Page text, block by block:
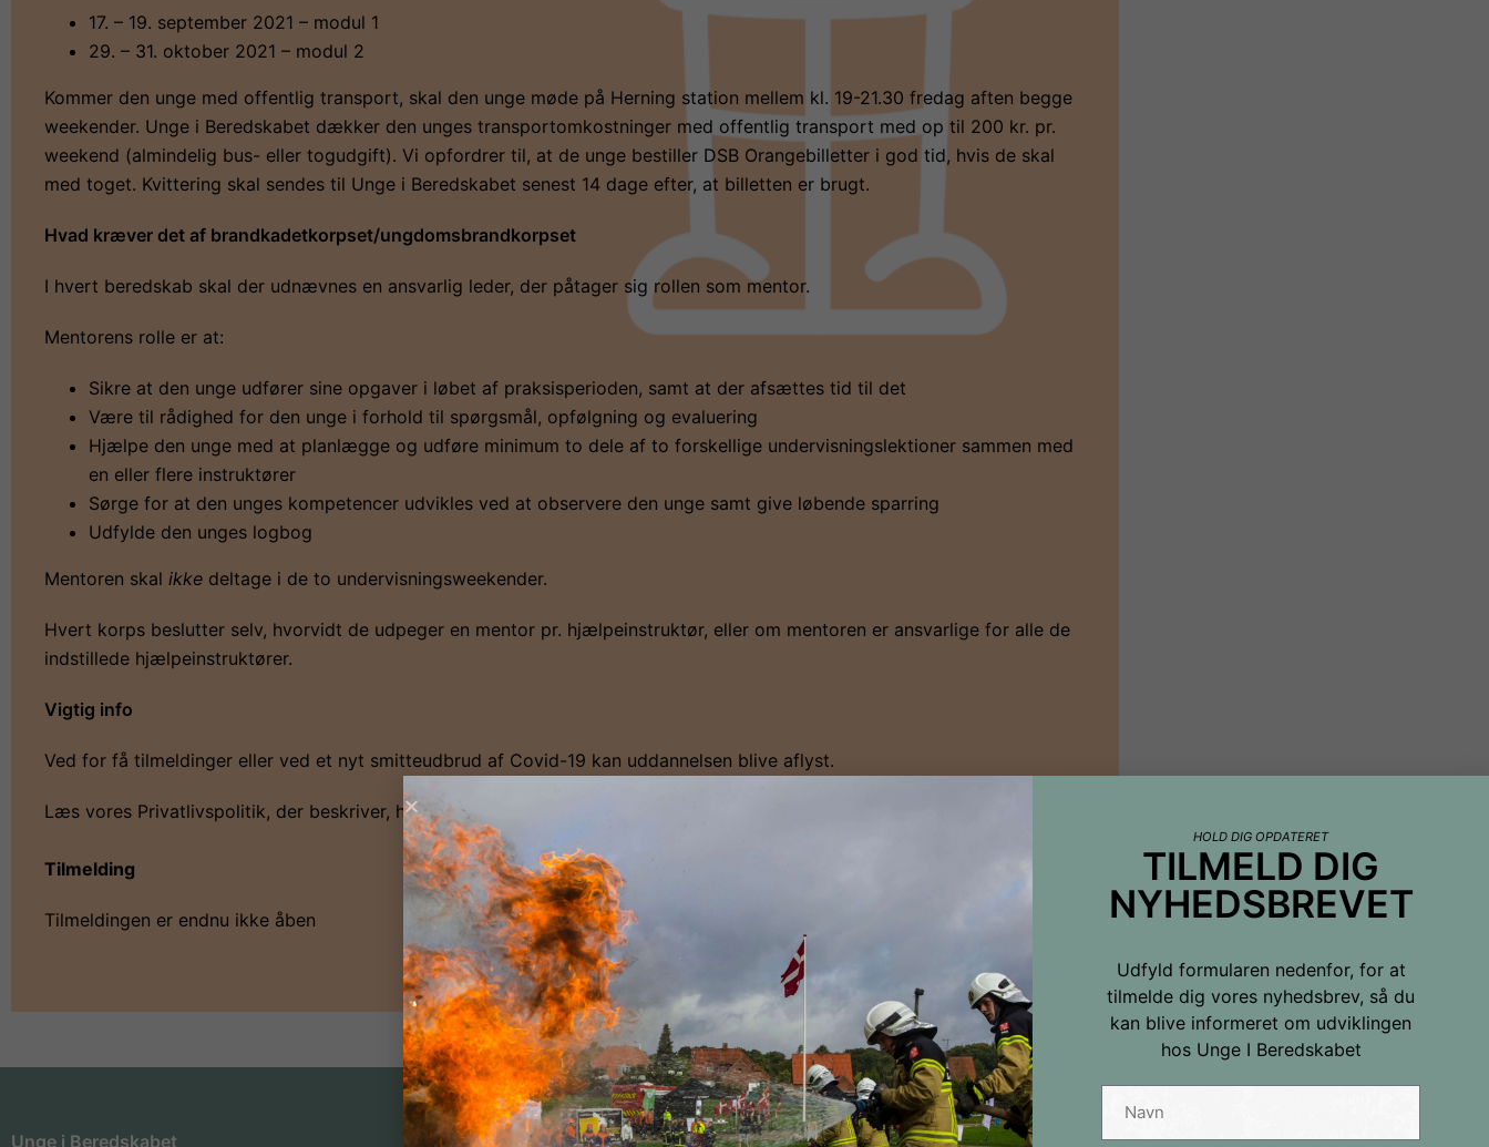
17. – 19. september 2021 – modul 1
29. – 31. oktober 2021 – modul 2
Kommer den unge med offentlig transport, skal den unge møde på Herning station mellem kl. 19-21.30 fredag aften begge
weekender. Unge i Beredskabet dækker den unges transportomkostninger med offentlig transport med op til 200 kr. pr.
weekend (almindelig bus- eller togudgift). Vi opfordrer til, at de unge bestiller DSB Orangebilletter i god tid, hvis de skal
med toget. Kvittering skal sendes til Unge i Beredskabet senest 14 dage efter, at billetten er brugt.
Hvad kræver det af brandkadetkorpset/ungdomsbrandkorpset
I hvert beredskab skal der udnævnes en ansvarlig leder, der påtager sig rollen som mentor.
Mentorens rolle er at:
Sikre at den unge udfører sine opgaver i løbet af praksisperioden, samt at der afsættes tid til det
Være til rådighed for den unge i forhold til spørgsmål, opfølgning og evaluering
Hjælpe den unge med at planlægge og udføre minimum to dele af to forskellige undervisningslektioner sammen med
en eller flere instruktører
Sørge for at den unges kompetencer udvikles ved at observere den unge samt give løbende sparring
Udfylde den unges logbog
Mentoren skal ikke deltage i de to undervisningsweekender.
Hvert korps beslutter selv, hvorvidt de udpeger en mentor pr. hjælpeinstruktør, eller om mentoren er ansvarlige for alle de
indstillede hjælpeinstruktører.
Vigtig info
Ved for få tilmeldinger eller ved et nyt smitteudbrud af Covid-19 kan uddannelsen blive aflyst.
Læs vores Privatlivspolitik, der beskriver, hvordan vi behandler og opbevarer oplysninger. Vores Privatlivspolitik findes
Tilmelding
Tilmeldingen er endnu ikke åben
Unge i Beredskabet
Tilmeld dig nyhedsbrevet
Navn
HOLD DIG OPDATERET
TILMELD DIG
NYHEDSBREVET
Udfyld formularen nedenfor, for at
tilmelde dig vores nyhedsbrev, så du
kan blive informeret om udviklingen
hos Unge I Beredskabet